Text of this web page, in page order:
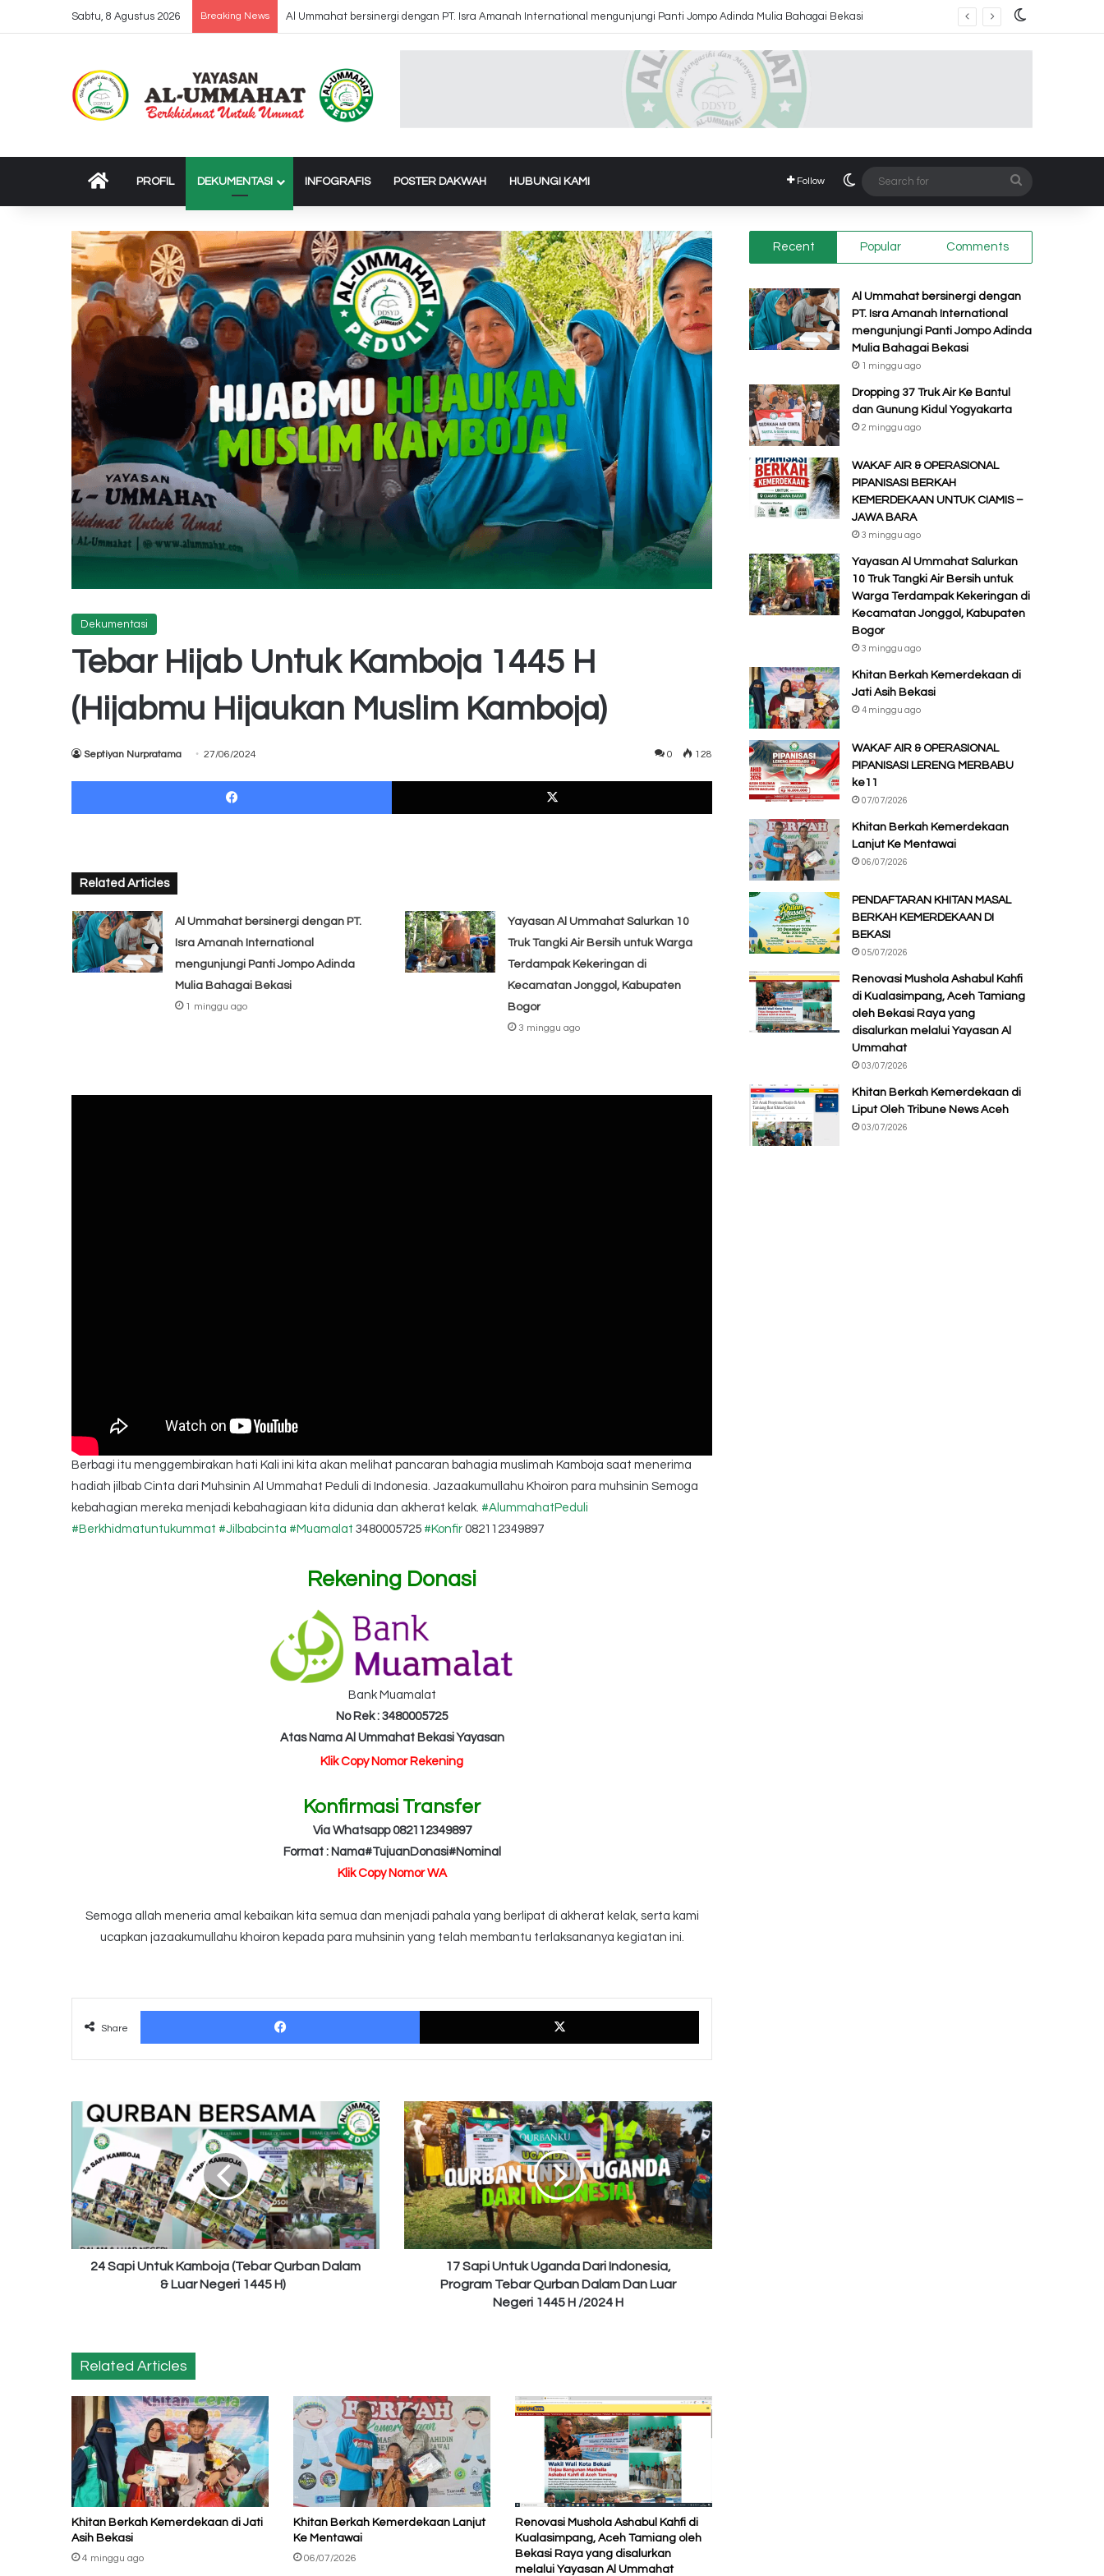
Sabtu, 8 Agustus 2026 Breaking News Al Ummahat bersinergi dengan PT. Isra Amanah International mengunjungi Panti Jompo Adinda Mulia Bahagai Bekasi
BERANDA
PROFIL DEKUMENTASI INFOGRAFIS POSTER DAKWAH HUBUNGI KAMI Follow Switch skin
for
Dekumentasi
Tebar Hijab Untuk Kamboja 1445 H
(Hijabmu Hijaukan Muslim Kamboja)
Septiyan Nurpratama 27/06/2024 0 128
Facebook X
Related Articles
Al Ummahat bersinergi dengan PT.
Isra Amanah International
mengunjungi Panti Jompo Adinda
Mulia Bahagai Bekasi
1 minggu ago
Yayasan Al Ummahat Salurkan 10
Truk Tangki Air Bersih untuk Warga
Terdampak Kekeringan di
Kecamatan Jonggol, Kabupaten
Bogor
3 minggu ago
Berbagi itu menggembirakan hati Kali ini kita akan melihat pancaran bahagia muslimah Kamboja saat menerima
hadiah jilbab Cinta dari Muhsinin Al Ummahat Peduli di Indonesia. Jazaakumullahu Khoiron para muhsinin Semoga
kebahagian mereka menjadi kebahagiaan kita didunia dan akherat kelak. #AlummahatPeduli
#Berkhidmatuntukummat #Jilbabcinta #Muamalat 3480005725 #Konfir 082112349897
Rekening Donasi
Bank Muamalat
No Rek : 3480005725
Atas Nama Al Ummahat Bekasi Yayasan
Klik Copy Nomor Rekening
Konfirmasi Transfer
Via Whatsapp 082112349897
Format : Nama#TujuanDonasi#Nominal
Klik Copy Nomor WA
Semoga allah meneria amal kebaikan kita semua dan menjadi pahala yang berlipat di akherat kelak, serta kami
ucapkan jazaakumullahu khoiron kepada para muhsinin yang telah membantu terlaksananya kegiatan ini.
Share
Facebook X
Sapi
Untuk
Kamboja
(Tebar
Qurban
Dalam
Luar
Negeri24 Sapi Untuk Kamboja (Tebar Qurban Dalam
& Luar Negeri 1445 H)
17
Sapi
Untuk
Uganda
Dari
Indonesia,
Program
Tebar
Qurban
17 Sapi Untuk Uganda Dari Indonesia,
Program Tebar Qurban Dalam Dan Luar
Negeri 1445 H /2024 H
Related Articles
Khitan Berkah Kemerdekaan di Jati
Asih Bekasi
4 minggu ago
Khitan Berkah Kemerdekaan Lanjut
Ke Mentawai
06/07/2026
Renovasi Mushola Ashabul Kahfi di
Kualasimpang, Aceh Tamiang oleh
Bekasi Raya yang disalurkan
melalui Yayasan Al Ummahat
Recent Popular Comments
Al Ummahat bersinergi dengan
PT. Isra Amanah International
mengunjungi Panti Jompo Adinda
Mulia Bahagai Bekasi
1 minggu ago
Dropping 37 Truk Air Ke Bantul
dan Gunung Kidul Yogyakarta
2 minggu ago
WAKAF AIR & OPERASIONAL
PIPANISASI BERKAH
KEMERDEKAAN UNTUK CIAMIS –
JAWA BARA
3 minggu ago
Yayasan Al Ummahat Salurkan
10 Truk Tangki Air Bersih untuk
Warga Terdampak Kekeringan di
Kecamatan Jonggol, Kabupaten
Bogor
3 minggu ago
Khitan Berkah Kemerdekaan di
Jati Asih Bekasi
4 minggu ago
WAKAF AIR & OPERASIONAL
PIPANISASI LERENG MERBABU
ke11
07/07/2026
Khitan Berkah Kemerdekaan
Lanjut Ke Mentawai
06/07/2026
PENDAFTARAN KHITAN MASAL
BERKAH KEMERDEKAAN DI
BEKASI
05/07/2026
Renovasi Mushola Ashabul Kahfi
di Kualasimpang, Aceh Tamiang
oleh Bekasi Raya yang
disalurkan melalui Yayasan Al
Ummahat
03/07/2026
Khitan Berkah Kemerdekaan di
Liput Oleh Tribune News Aceh
03/07/2026